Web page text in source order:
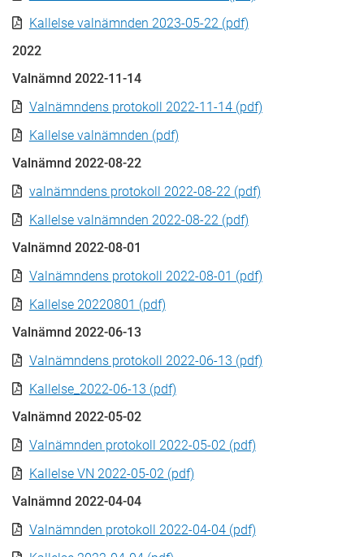
Kallelse valnämnden 2023-05-22 (pdf)
2022
Valnämnd 2022-11-14
Valnämndens protokoll 2022-11-14 (pdf)
Kallelse valnämnden (pdf)
Valnämnd 2022-08-22
valnämndens protokoll 2022-08-22 (pdf)
Kallelse valnämnden 2022-08-22 (pdf)
Valnämnd 2022-08-01
Valnämndens protokoll 2022-08-01 (pdf)
Kallelse 20220801 (pdf)
Valnämnd 2022-06-13
Valnämndens protokoll 2022-06-13 (pdf)
Kallelse_2022-06-13 (pdf)
Valnämnd 2022-05-02
Valnämnden protokoll 2022-05-02 (pdf)
Kallelse VN 2022-05-02 (pdf)
Valnämnd 2022-04-04
Valnämnden protokoll 2022-04-04 (pdf)